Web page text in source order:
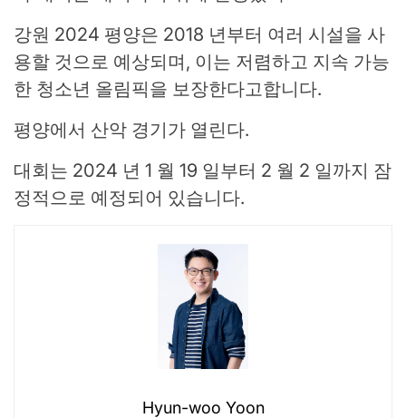
강원 2024 평양은 2018 년부터 여러 시설을 사
용할 것으로 예상되며, 이는 저렴하고 지속 가능
한 청소년 올림픽을 보장한다고합니다.
평양에서 산악 경기가 열린다.
대회는 2024 년 1 월 19 일부터 2 월 2 일까지 잠
정적으로 예정되어 있습니다.
Hyun-woo Yoon